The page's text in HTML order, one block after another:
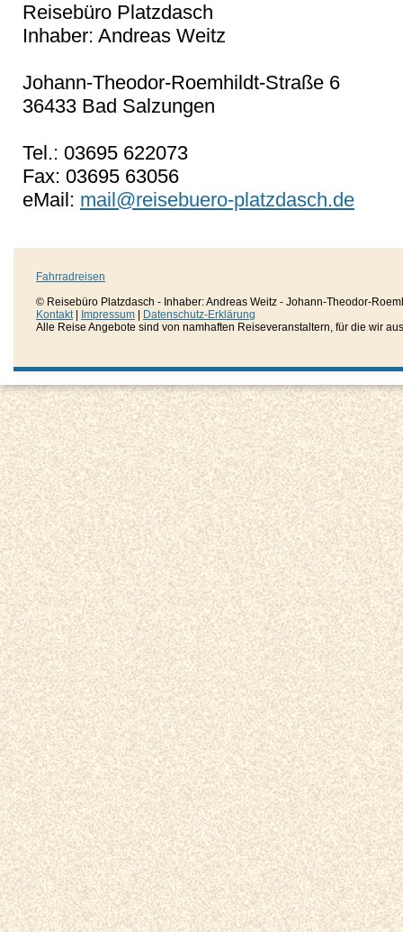
Reisebüro Platzdasch
Inhaber: Andreas Weitz
Johann-Theodor-Roemhildt-Straße 6
36433 Bad Salzungen
Tel.: 03695 622073
Fax: 03695 63056
eMail: mail@reisebuero-platzdasch.de
Fahrradreisen
© Reisebüro Platzdasch - Inhaber: Andreas Weitz - Johann-Theodor-
Kontakt| Impressum
Datenschutz-Erklärung
Alle Reise Angebote sind von namhaften Reiseveranstaltern, für die wir